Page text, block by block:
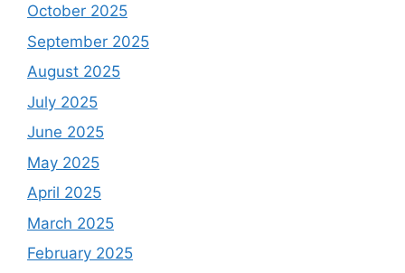
October 2025
September 2025
August 2025
July 2025
June 2025
May 2025
April 2025
March 2025
February 2025